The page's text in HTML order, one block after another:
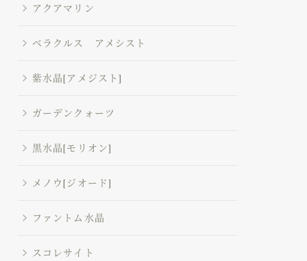
アクアマリン
ベラクルス アメシスト
紫水晶[アメジスト]
ガーデンクォーツ
黒水晶[モリオン]
メノウ[ジオード]
ファントム水晶
スコレサイト